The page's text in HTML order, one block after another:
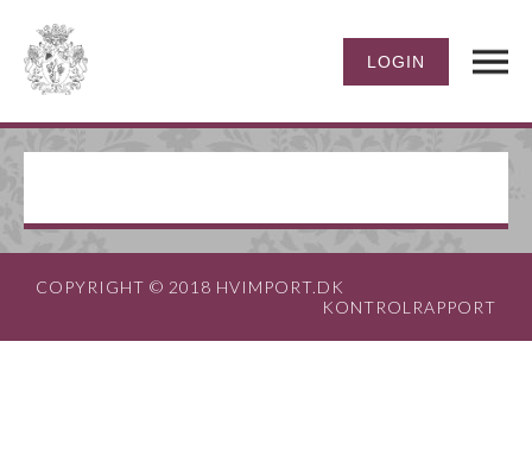
COPYRIGHT © 2018 HVIMPORT.DK
KONTROLRAPPORT